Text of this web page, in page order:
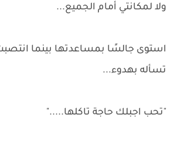
ولا لمكانتي أمام الجميع...
استوى جالسًا بمساعدتها بينما
تسأله بهدوء...
"تحب اجبلك حاجة تاكلها....."